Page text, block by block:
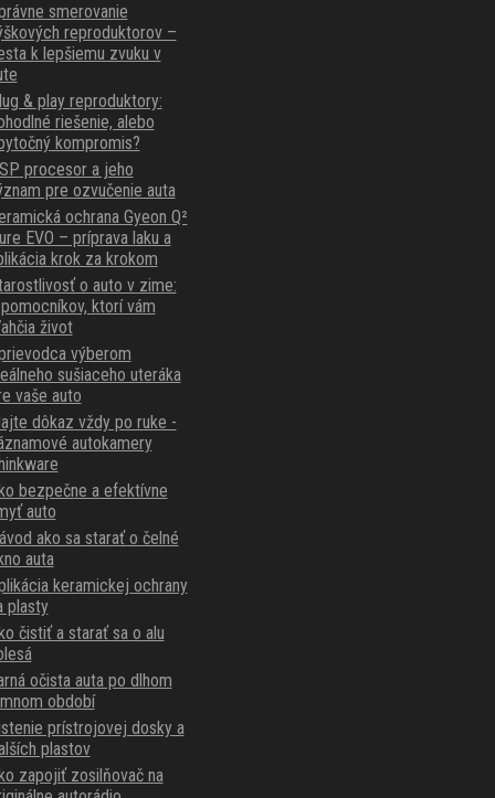
smerovanie
reproduktorov –
k lepšiemu zvuku v
& play reproduktory:
riešenie, alebo
kompromis?
procesor a jeho
pre ozvučenie auta
ochrana Gyeon Q²
EVO – príprava laku a
krok za krokom
o auto v zime:
ktorí vám
život
výberom
sušiaceho uteráka
vaše auto
dôkaz vždy po ruke -
autokamery
bezpečne a efektívne
auto
ako sa starať o čelné
auta
keramickej ochrany
plasty
čistiť a starať sa o alu
očista auta po dlhom
období
prístrojovej dosky a
plastov
zapojiť zosilňovač na